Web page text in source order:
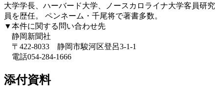
大学学長、ハーバード大学、ノースカロライナ大学客員研究
員を歴任。 ペンネーム・千尾将で著書多数。
▼本件に関する問い合わせ先
静岡新聞社
〒422-8033 静岡市駿河区登呂3-1-1
電話054-284-1666
添付資料